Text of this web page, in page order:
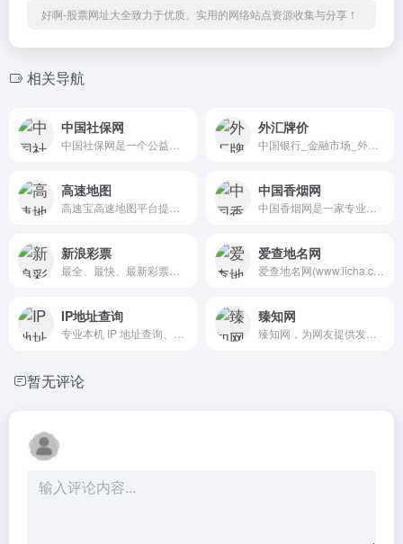
好啊-股票网址大全致力于优质、实用的网络站点资源收集与分享！
相关导航
中国社保网 外汇牌价
高速地图 中国香烟网
新浪彩票 爱查地名网
IP地址查询 臻知网
暂无评论